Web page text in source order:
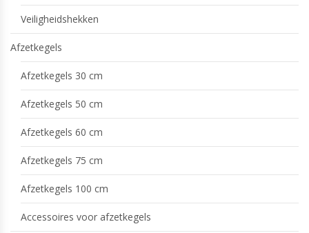
Veiligheidshekken
Afzetkegels
Afzetkegels 30 cm
Afzetkegels 50 cm
Afzetkegels 60 cm
Afzetkegels 75 cm
Afzetkegels 100 cm
Accessoires voor afzetkegels